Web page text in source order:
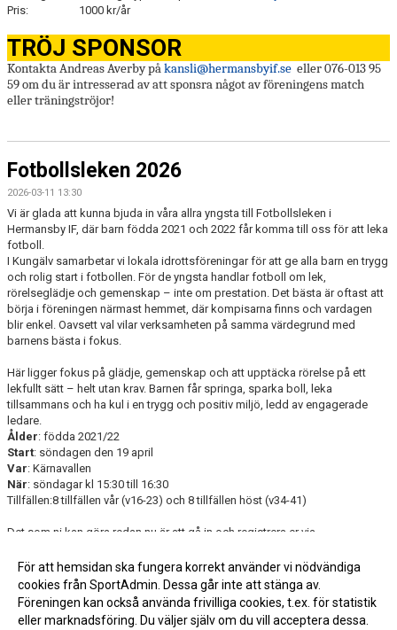
Pris:
1000 kr/år
TRÖJ SPONSOR
Kontakta Andreas Averby påkansli@hermansbyif.se eller 076-013 95
59 om du är intresserad av att sponsra något av föreningens match
eller träningströjor!
Fotbollsleken 2026
2026-03-11 13:30
Vi är glada att kunna bjuda in våra allra yngsta till Fotbollsleken i
Hermansby IF, där barn födda 2021 och 2022 får komma till oss för att leka
fotboll.
I Kungälv samarbetar vi lokala idrottsföreningar för att ge alla barn en trygg
och rolig start i fotbollen. För de yngsta handlar fotboll om lek,
rörelseglädje och gemenskap – inte om prestation. Det bästa är oftast att
börja i föreningen närmast hemmet, där kompisarna finns och vardagen
blir enkel. Oavsett val vilar verksamheten på samma värdegrund med
barnens bästa i fokus.
Här ligger fokus på glädje, gemenskap och att upptäcka rörelse på ett
lekfullt sätt – helt utan krav. Barnen får springa, sparka boll, leka
tillsammans och ha kul i en trygg och positiv miljö, ledd av engagerade
ledare.
Ålder: ​födda 2021/22
Start: ​söndagen den 19 april
Var: ​Kärnavallen
När: ​söndagar kl 15:30 till 16:30
Tillfällen:​8 tillfällen vår (v16-23) och 8 tillfällen höst (v34-41)
Det som ni kan göra redan nu är att gå in och registrera er via
Fler nyheter >>
För att hemsidan ska fungera korrekt använder vi nödvändiga
cookies från SportAdmin. Dessa går inte att stänga av.
Föreningen kan också använda frivilliga cookies, t.ex. för statistik
eller marknadsföring. Du väljer själv om du vill acceptera dessa.